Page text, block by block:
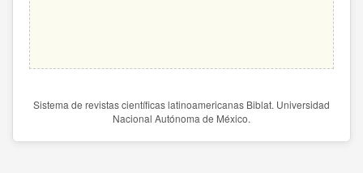
Sistema de revistas científicas latinoamericanas Biblat. Universidad
Nacional Autónoma de México.